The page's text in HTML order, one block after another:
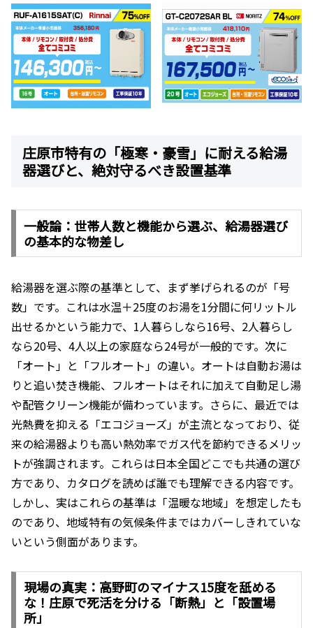
庄原市特有の「極寒・豪雪」に耐える給湯
器選びと、絶対守るべき設置基準
一般論：世帯人数と機能から選ぶ、給湯器選び
の基本的な物差し
給湯器を選ぶ際の基準として、まず挙げられるのが「号
数」です。これは水温＋25度のお湯を1分間に何リットル
出せるかという能力で、1人暮らしなら16号、2人暮らし
なら20号、4人以上の家庭なら24号が一般的です。次に
「オート」と「フルオート」の違い。オートは自動お湯は
りと追い焚き機能、フルオートはそれに加えて自動足し湯
や配管クリーン機能が備わっています。さらに、最近では
光熱費を抑える「エコジョーズ」が主流となっており、従
来の給湯器よりも高い熱効率でガス代を節約できるメリッ
トが強調されます。これらは日本全国どこでも共通の選び
方であり、カタログを読めば誰でも理解できる内容です。
しかし、実はこれらの基準は「温暖な地域」を想定したも
のであり、地域特有の気候条件まではカバーしきれていな
いという側面があります。
現場の真実：高野町のマイナス15度を舐める
な！庄原で死活を分ける「断熱」と「設置場
所」